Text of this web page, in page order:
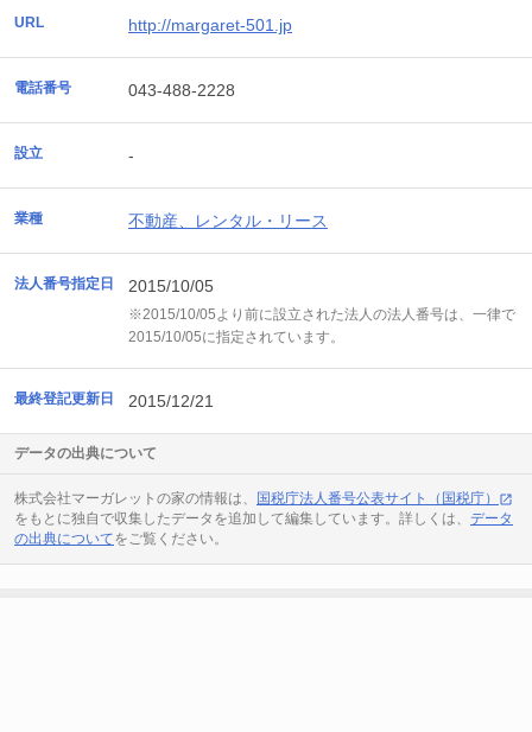
URL http://margaret-501.jp
電話番号 043-488-2228
設立 -
業種 不動産、レンタル・リース
法人番号指定日 2015/10/05
※2015/10/05より前に設立された法人の法人番号は、一律で
2015/10/05に指定されています。
最終登記更新日 2015/12/21
データの出典について
株式会社マーガレットの家の情報は、
国税庁法人番号公表サイト（国税庁）
をもとに独自で収集したデータを追加して編集しています。詳しくは、 データ
の出典についてをご覧ください。